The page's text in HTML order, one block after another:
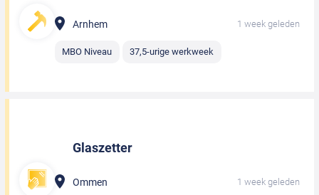
Arnhem 1 week geleden
MBO Niveau 37,5-urige werkweek
Glaszetter
Ommen 1 week geleden